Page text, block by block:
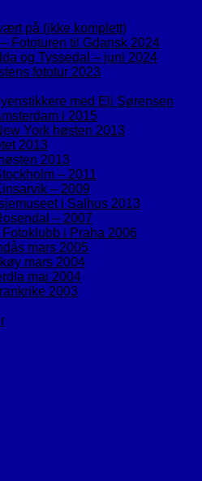
på (ikke komplett)
Fototuren til Gdansk 2024
og Tyssedal – juni 2024
fototur 2023
med Eli Sørensen
i 2015
York høsten 2013
2013
2013
– 2011
– 2009
i Salhus 2013
– 2007
i Praha 2006
mars 2005
mars 2004
mai 2004
2003